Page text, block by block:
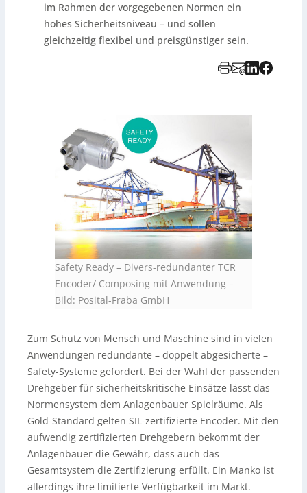
im Rahmen der vorgegebenen Normen ein
hohes Sicherheitsniveau – und sollen
gleichzeitig flexibel und preisgünstiger sein.
Safety Ready – Divers-redundanter TCR
Encoder/ Composing mit Anwendung –
Bild: Posital-Fraba GmbH
Zum Schutz von Mensch und Maschine sind in vielen
Anwendungen redundante – doppelt abgesicherte –
Safety-Systeme gefordert. Bei der Wahl der passenden
Drehgeber für sicherheitskritische Einsätze lässt das
Normensystem dem Anlagenbauer Spielräume. Als
Gold-Standard gelten SIL-zertifizierte Encoder. Mit den
aufwendig zertifizierten Drehgebern bekommt der
Anlagenbauer die Gewähr, dass auch das
Gesamtsystem die Zertifizierung erfüllt. Ein Manko ist
allerdings ihre limitierte Verfügbarkeit im Markt.